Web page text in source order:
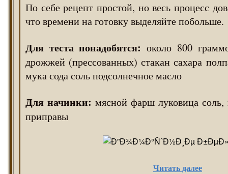
По себе рецепт простой, но весь процесс
что времени на готовку выделяйте побольше.
Для теста понадобятся: около 800
дрожжей (прессованных) стакан сахара
мука сода соль подсолнечное масло
Для начинки: мясной фарш луковица
приправы
Читать далее